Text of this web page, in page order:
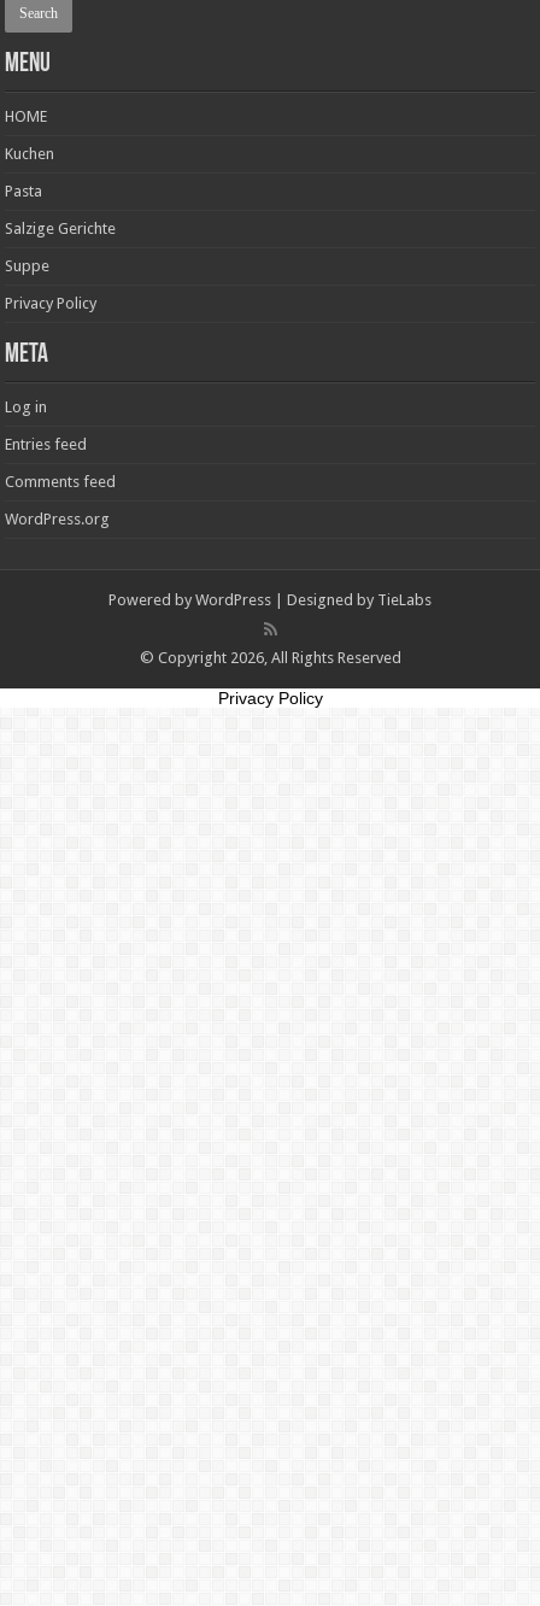
Menu
HOME
Kuchen
Pasta
Salzige Gerichte
Suppe
Privacy Policy
Meta
Log in
Entries feed
Comments feed
WordPress.org
Powered by WordPress | Designed by TieLabs
© Copyright 2026, All Rights Reserved
Privacy Policy